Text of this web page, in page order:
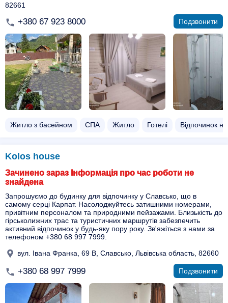
82661
+380 67 923 8000 Подзвонити
Житло з басейном​ СПА Житло Готелі Відпочинок
Kolos house
Зачинено зараз Інформація про час роботи не
знайдена
Запрошуємо до будинку для відпочинку у Славсько, що в
самому серці Карпат. Насолоджуйтесь затишними номерами,
привітним персоналом та природними пейзажами. Близькість до
гірськолижних трас та туристичних маршрутів забезпечить
активний відпочинок у будь-яку пору року. Зв'яжіться з нами за
телефоном +380 68 997 7999.
вул. Івана Франка, 69 В, Славсько, Львівська область, 82660
+380 68 997 7999 Подзвонити